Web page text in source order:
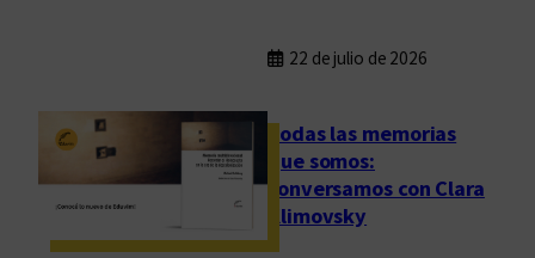
22 de julio de 2026
Todas las memorias
que somos:
conversamos con Clara
Klimovsky